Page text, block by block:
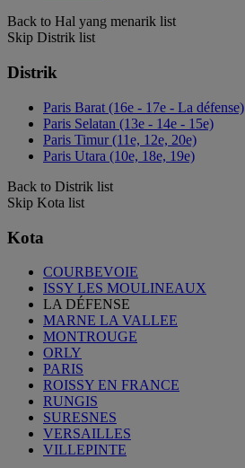
Back to Hal yang menarik list
Skip Distrik list
Distrik
Paris Barat (16e - 17e - La défense)
Paris Selatan (13e - 14e - 15e)
Paris Timur (11e, 12e, 20e)
Paris Utara (10e, 18e, 19e)
Back to Distrik list
Skip Kota list
Kota
COURBEVOIE
ISSY LES MOULINEAUX
LA DÉFENSE
MARNE LA VALLEE
MONTROUGE
ORLY
PARIS
ROISSY EN FRANCE
RUNGIS
SURESNES
VERSAILLES
VILLEPINTE